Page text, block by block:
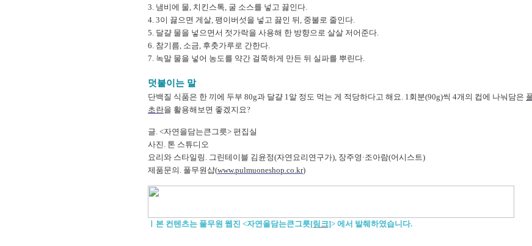
3. 냄비에 물, 치킨스톡, 굴 소스를 넣고 끓인다.
4. 3이 끓으면 게살, 팽이버섯을 넣고 끓인 뒤, 중불로 줄인다.
5. 달걀 물을 넣으면서 젓가락을 사용해 한 방향으로 살살 저어준다.
6. 참기름, 소금, 후춧가루로 간한다.
7. 녹말 물을 넣어 농도를 약간 걸쭉하게 만든 뒤 실파를 뿌린다.
덧붙이는 말
단백질 식품은 한 끼에 두부 80g과 달걀 1알 정도 먹는 게 적당하다고 해요. 1회분(90g)씩 4개의 컵에 나눠담은
초란을 활용해보면 좋겠지요?
글. <자연을담는큰그릇> 편집실
사진. 톤 스튜디오
요리와 스타일링. 그린테이블 김윤정(자연요리연구가), 장주영·조아람(어시스트)
제품문의. 풀무원샵(www.pulmuoneshop.co.kr)
본 컨텐츠는 풀무원 웹진 <자연을담는큰그릇[링크]> 에서 발췌하였습니다.